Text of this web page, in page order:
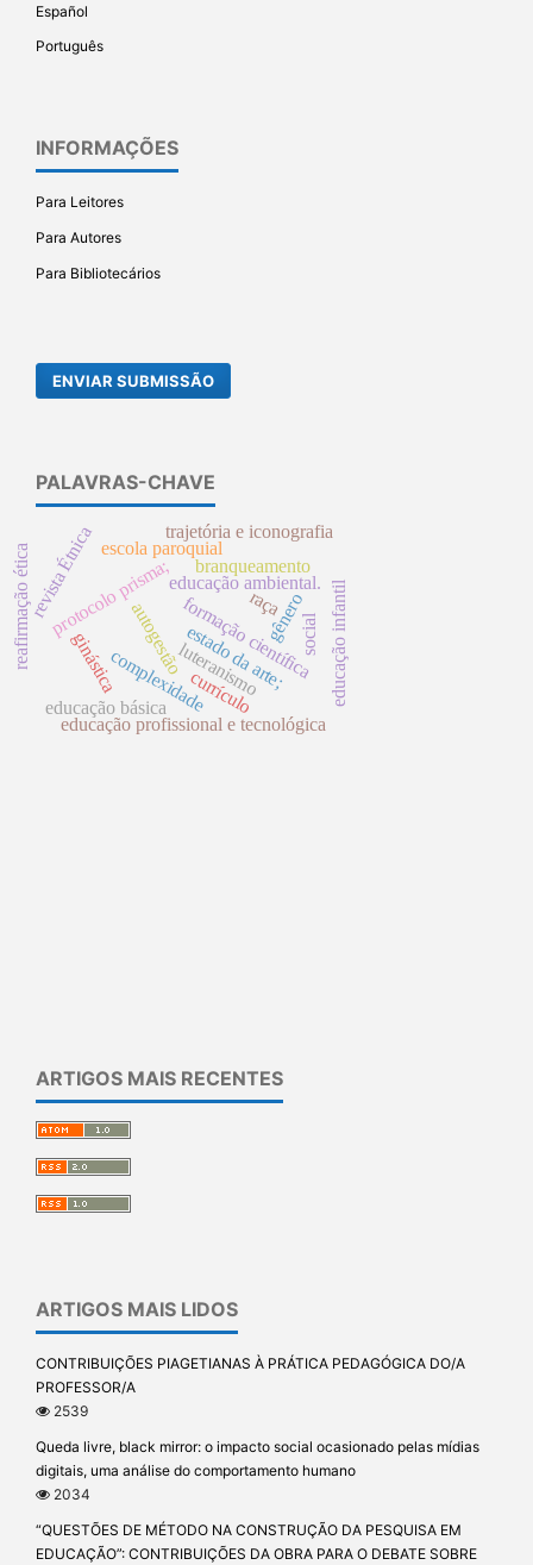
Español
Português
INFORMAÇÕES
Para Leitores
Para Autores
Para Bibliotecários
ENVIAR SUBMISSÃO
PALAVRAS-CHAVE
estado da arte;
protocolo prisma;educação ambiental.
autogestão
complexidade
educação profissional e tecnológica
formação científica
revista Étnica escola paroquial
luteranismo
trajetória e iconografia
educação infantil
branqueamento
ginástica
gênero
raça
reafirmação ética
educação básica
social
currículo
ARTIGOS MAIS RECENTES
ARTIGOS MAIS LIDOS
CONTRIBUIÇÕES PIAGETIANAS À PRÁTICA PEDAGÓGICA DO/A
PROFESSOR/A
2539
Queda livre, black mirror: o impacto social ocasionado pelas mídias
digitais, uma análise do comportamento humano
2034
“QUESTÕES DE MÉTODO NA CONSTRUÇÃO DA PESQUISA EM
EDUCAÇÃO”: CONTRIBUIÇÕES DA OBRA PARA O DEBATE SOBRE